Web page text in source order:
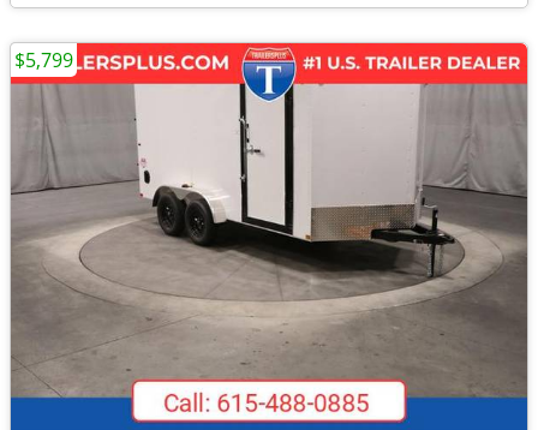
$5,799